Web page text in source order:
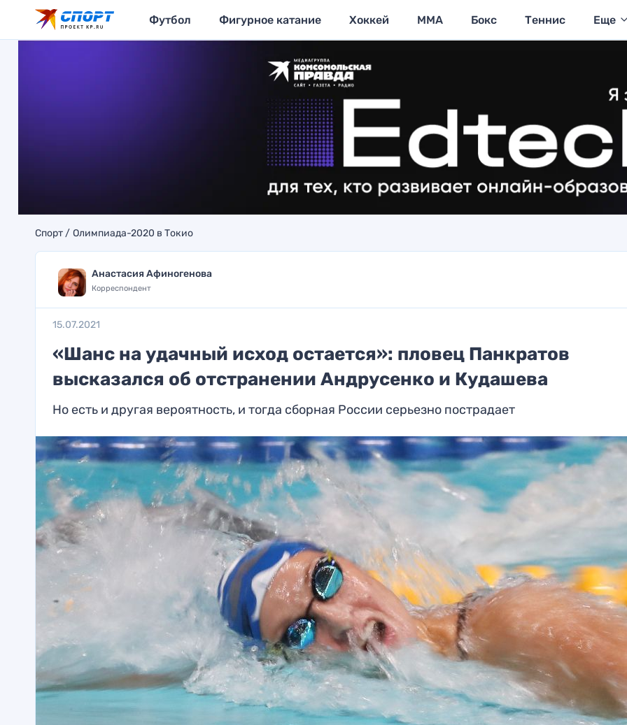
Футбол Фигурное катание Хоккей MMA Бокс Теннис Еще
Спорт Олимпиада-2020 в Токио
Анастасия Афиногенова
Корреспондент
15.07.2021
«Шанс на удачный исход остается»: пловец Панкратов
высказался об отстранении Андрусенко и Кудашева
Но есть и другая вероятность, и тогда сборная России серьезно пострадает